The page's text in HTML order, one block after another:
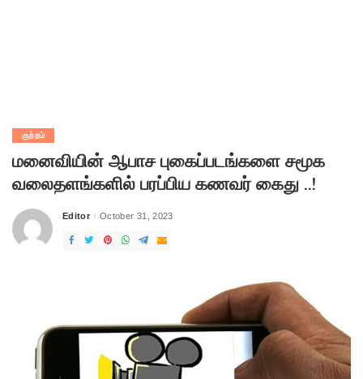
குற்றம்
மனைவியின் ஆபாச புகைப்படங்களை சமூக
வலைதளங்களில் பரப்பிய கணவர் கைது ..!
Posted
Editor October 31, 2023